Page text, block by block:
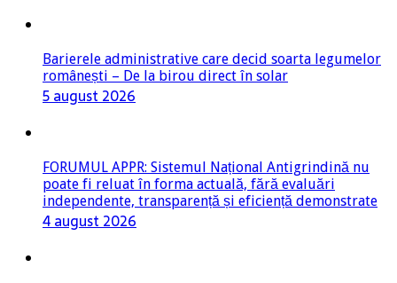
Barierele administrative care decid soarta legumelor
românești – De la birou direct în solar
5 august 2026
FORUMUL APPR: Sistemul Național Antigrindină nu
poate fi reluat în forma actuală, fără evaluări
independente, transparență și eficiență demonstrate
4 august 2026